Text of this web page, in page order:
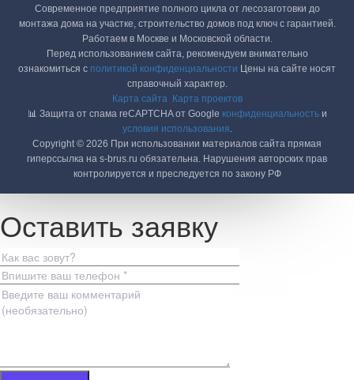
Современное предприятие полного цикла от лесозаготовки до
монтажа дома на участке, строительство домов под ключ с гарантией.
Работаем в Москве и Московской области.
Перед использованием сайта, рекомендуем внимательно
ознакомиться с политикой конфиденциальности Цены на сайте носят
справочный характер.
Карта сайта
Карта проектов
📊 Защита от спама reCAPTCHA от Google конфиденциальностьи
условия использования.
Copyright © 2026 При использовании материалов сайта прямая
гиперссылка на s-brus.ru обязательна. Нарушения авторских прав
контролируется и преследуется по закону РФ
Оставить заявку